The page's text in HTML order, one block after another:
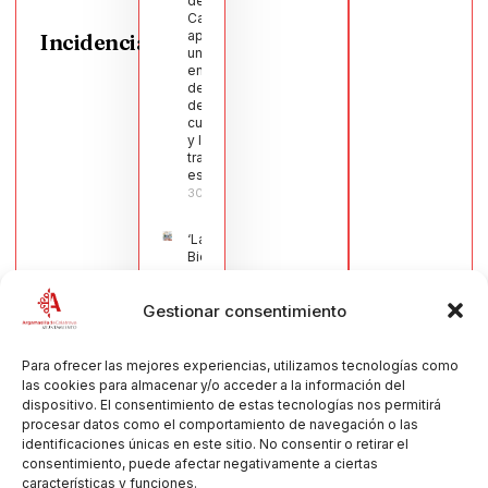
Gestionar consentimiento
Para ofrecer las mejores experiencias, utilizamos tecnologías como
las cookies para almacenar y/o acceder a la información del
dispositivo. El consentimiento de estas tecnologías nos permitirá
procesar datos como el comportamiento de navegación o las
identificaciones únicas en este sitio. No consentir o retirar el
consentimiento, puede afectar negativamente a ciertas
características y funciones.
Incidencias
Calatrava
aprueba
una moción
en defensa
del sector
de la
cuchillería
y la navaja
tradicional
española
30/07/2026
‘La
Bienvenida’,
estampa de
de la Virgen
Muñoz
Muñoz,
anuncia las
Fiestas
Patronales
2026
30/07/2026